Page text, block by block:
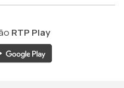
RTP Play